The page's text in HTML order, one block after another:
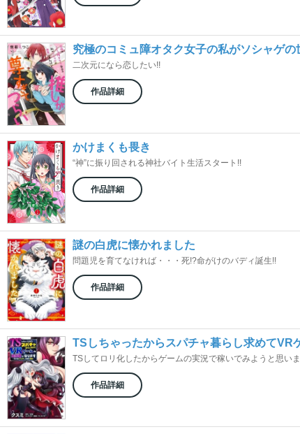
究極のコミュ障オタク女子の私がソシャゲ
二次元になら恋したい!!
作品詳細
かけまくも畏き
“神”に振り回される神社バイト生活スタート!!
作品詳細
謎の白虎に懐かれました
問題児を育てなければ・・・死!?命がけのバディ誕生!!
作品詳細
TSしちゃったからスパチャ暮らし求めてVR
TSしてロリ化したからゲームの実況で稼いでみようと思い
作品詳細